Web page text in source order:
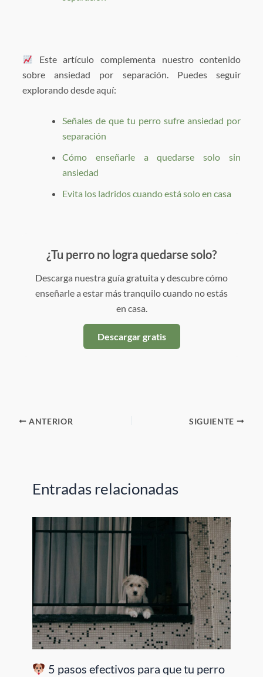
Este artículo complementa nuestro contenido
sobre ansiedad por separación. Puedes seguir
explorando desde aquí:
Señales de que tu perro sufre ansiedad por
separación
Cómo enseñarle a quedarse solo sin
ansiedad
Evita los ladridos cuando está solo en casa
¿Tu perro no logra quedarse solo?
Descarga nuestra guía gratuita y descubre cómo
enseñarle a estar más tranquilo cuando no estás
en casa.
Descargar gratis
ANTERIOR SIGUIENTE
Entradas relacionadas
5 pasos efectivos para que tu perro